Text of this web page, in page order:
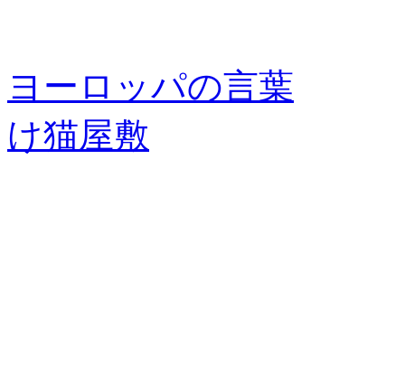
ヨーロッパの言葉
け猫屋敷